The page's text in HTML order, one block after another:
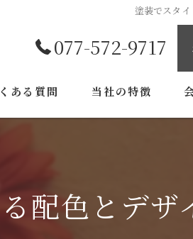
塗装でスタ
077-572-9717
ある質問 当社の特徴
コーキング
配色とデザ